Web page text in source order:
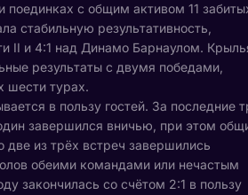
с общим активом 11
стабильную результативность,
II и 4:1 над Динамо Барнаулом.
результаты с двумя победами,
шести турах.
в пользу гостей. За последние
завершился вничью, при этом
две из трёх встреч завершились
обеими командами или нечастым
закончилась со счётом 2:1 в пользу